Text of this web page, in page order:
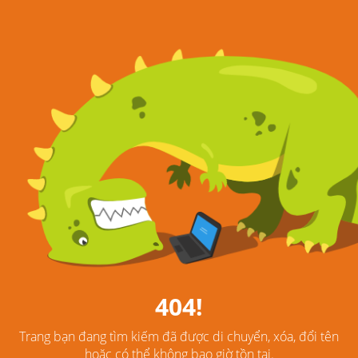
404!
Trang bạn đang tìm kiếm đã được di chuyển, xóa, đổi tên
hoặc có thể không bao giờ tồn tại.